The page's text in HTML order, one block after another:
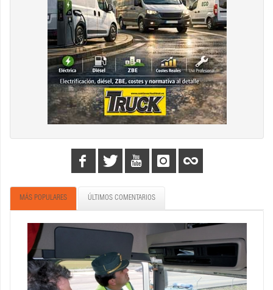
MÁS POPULARES ÚLTIMOS COMENTARIOS